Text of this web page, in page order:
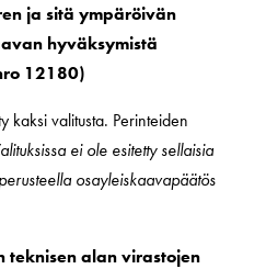
ja sitä ympäröivän
hyväksymistä
12180)
kaksi valitusta. Perinteiden
ei ole esitetty sellaisia
osayleiskaavapäätös
teknisen alan virastojen